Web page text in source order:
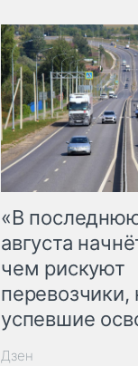
«В
августа
чем рискуют
перевозчики,
успевшие
Дзен